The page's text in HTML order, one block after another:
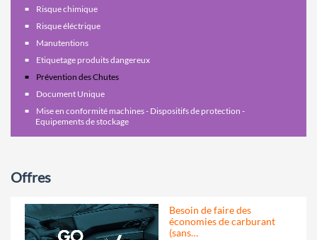
Risque chimique
Risque éléctrique
Manutentions
Etiquetage produits dangereux
Prévention des Chutes
Document Unique
Mise en conformité machines - Dispositifs de protection -
Equipements de stockage
Offres
Besoin de faire des
économies de carburant
(sans…